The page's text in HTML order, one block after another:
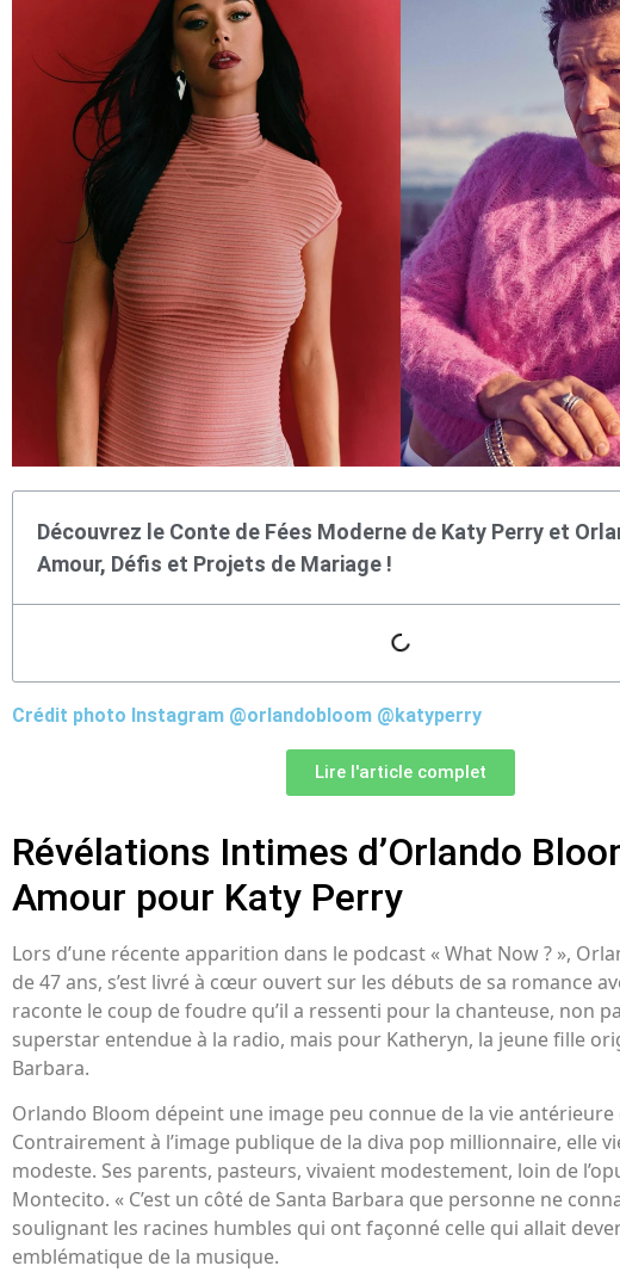
Découvrez le Conte de Fées Moderne de Katy Perry et
Amour, Défis et Projets de Mariage !
Crédit photo Instagram @orlandobloom @katyperry
Lire l'article complet
Révélations Intimes d’Orlando
Amour pour Katy Perry
Lors d’une récente apparition dans le podcast « What Now ? »,
de 47 ans, s’est livré à cœur ouvert sur les débuts de sa romance
raconte le coup de foudre qu’il a ressenti pour la chanteuse, non
superstar entendue à la radio, mais pour Katheryn, la jeune fille
Barbara.
Orlando Bloom dépeint une image peu connue de la vie antérieure
Contrairement à l’image publique de la diva pop millionnaire, elle
modeste. Ses parents, pasteurs, vivaient modestement, loin de
Montecito. « C’est un côté de Santa Barbara que personne ne
soulignant les racines humbles qui ont façonné celle qui allait
emblématique de la musique.